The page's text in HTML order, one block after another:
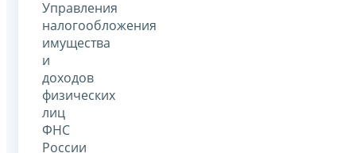
Управления
налогообложения
имущества
и
доходов
физических
лиц
ФНС
России